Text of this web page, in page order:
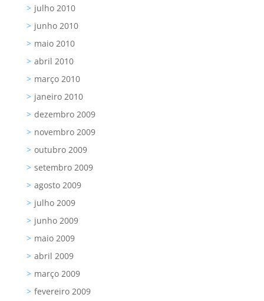
julho 2010
junho 2010
maio 2010
abril 2010
março 2010
janeiro 2010
dezembro 2009
novembro 2009
outubro 2009
setembro 2009
agosto 2009
julho 2009
junho 2009
maio 2009
abril 2009
março 2009
fevereiro 2009